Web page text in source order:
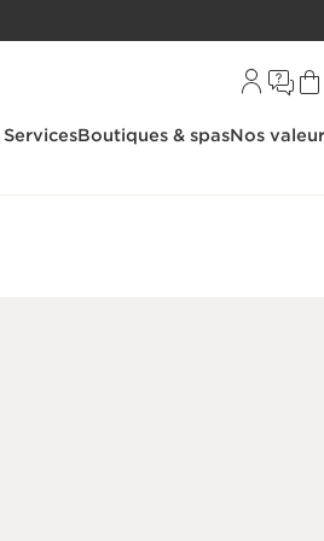
ServicesBoutiques & spasNos